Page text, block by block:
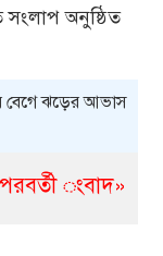
সংলাপ অনুষ্ঠিত
বেগে ঝড়ের আভাস
পরবর্তী ংবাদ»